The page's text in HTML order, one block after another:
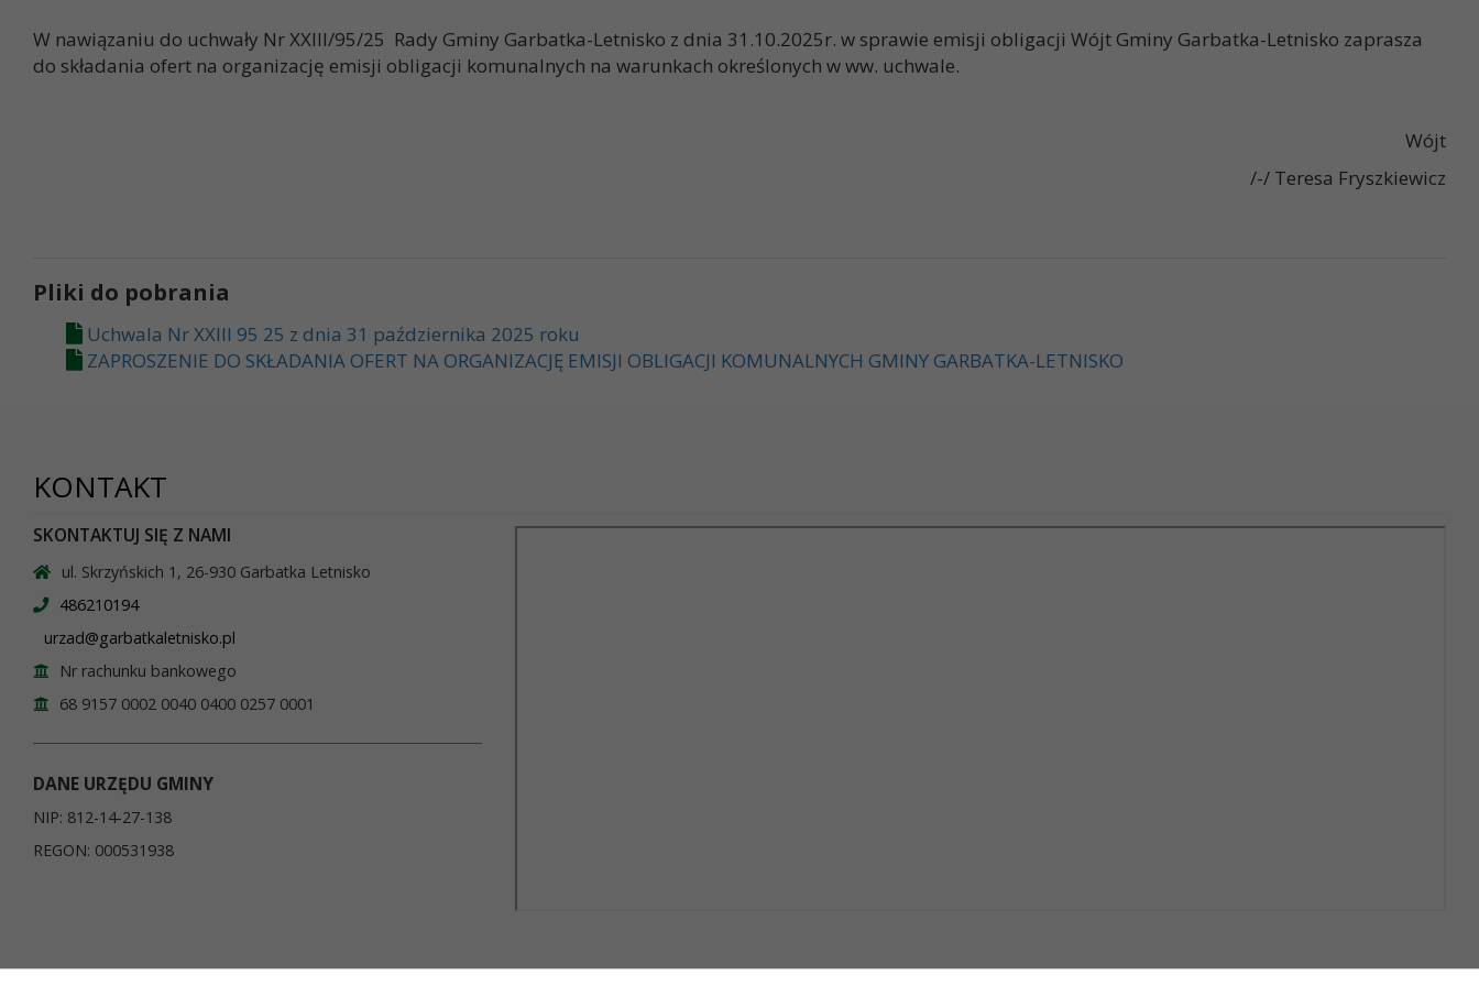
W nawiązaniu do uchwały Nr XXIII/95/25 Rady Gminy Garbatka-Letnisko z dnia 31.10.2025r. w sprawie emisji obligacji Wójt Gminy Garbatka-Letnisko zaprasza
do składania ofert na organizację emisji obligacji komunalnych na warunkach określonych w ww. uchwale.
Wójt
/-/ Teresa Fryszkiewicz
Pliki do pobrania
Uchwala Nr XXIII 95 25 z dnia 31 października 2025 roku
ZAPROSZENIE DO SKŁADANIA OFERT NA ORGANIZACJĘ EMISJI OBLIGACJI KOMUNALNYCH GMINY GARBATKA-LETNISKO
KONTAKT
SKONTAKTUJ SIĘ Z NAMI
ul. Skrzyńskich 1, 26-930 Garbatka Letnisko
486210194
urzad@garbatkaletnisko.pl
Nr rachunku bankowego
68 9157 0002 0040 0400 0257 0001
DANE URZĘDU GMINY
NIP: 812-14-27-138
REGON: 000531938